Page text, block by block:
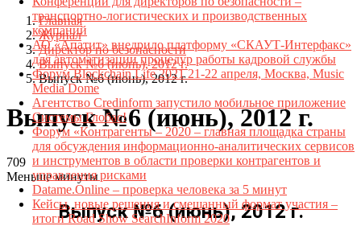
транспортно-логистических и производственных
компаний
АО «Апатит» внедрило платформу «СКАУТ-Интерфакс»
для автоматизации процедур работы кадровой службы
Форум Blockchain Life 2021 21-22 апреля, Москва, Music
Media Dome
Агентство Credinform запустило мобильное приложение
Системы Глобас!
Форум «Контрагенты – 2020 – главная площадка страны
для обсуждения информационно-аналитических сервисов
и инструментов в области проверки контрагентов и
управления рисками
Datame.Online – проверка человека за 5 минут
Кейсы, новые решения и смешанный формат участия –
итоги Road Show SearchInform 2020
Главная
Журнал
Директор по безопасности
Выпуск №6 (июнь), 2012 г.
Выпуск №6 (июнь), 2012 г.
Выпуск №6 (июнь), 2012 г.
709
Меньше минуты
Выпуск №6 (июнь), 2012 г.